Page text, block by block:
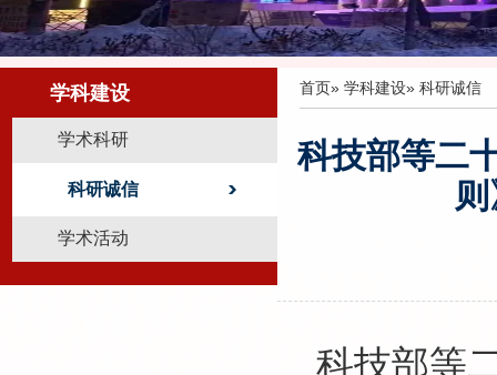
学科建设
学术科研
科研诚信
学术活动
首页» 学科建设» 科研诚信
科技部等二
科技部等